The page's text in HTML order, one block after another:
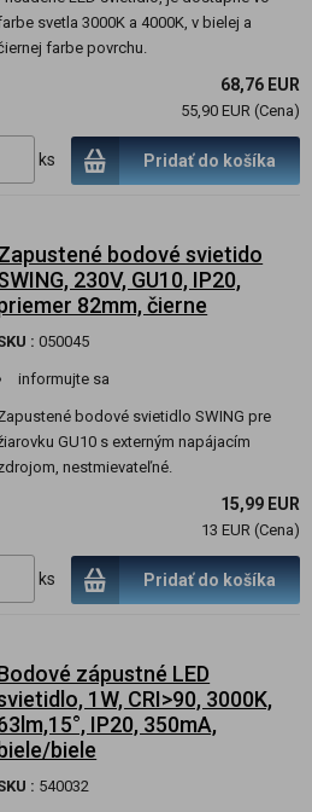
svetla 3000K a 4000K, v bielej a
farbe povrchu.
68,76 EUR
55,90 EUR (Cena)
ks Pridať do košíka
bodové svietido
230V, GU10, IP20,
82mm, čierne
: 050045
informujte sa
bodové svietidlo SWING pre
GU10 s externým napájacím
nestmievateľné.
15,99 EUR
13 EUR (Cena)
ks Pridať do košíka
zápustné LED
1W, CRI>90, 3000K,
IP20, 350mA,
biele/biele
: 540032